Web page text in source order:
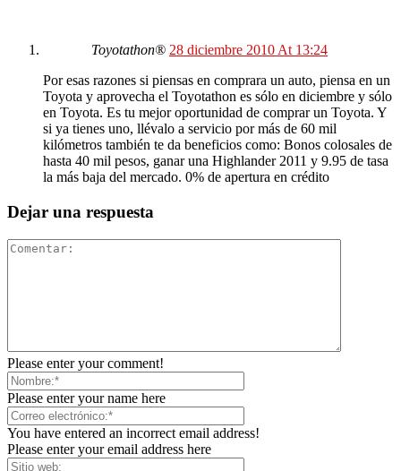
Toyotathon® 28 diciembre 2010 At 13:24
Por esas razones si piensas en comprara un auto, piensa en un
Toyota y aprovecha el Toyotathon es sólo en diciembre y sólo
en Toyota. Es tu mejor oportunidad de comprar un Toyota. Y
si ya tienes uno, llévalo a servicio por más de 60 mil
kilómetros también te da beneficios como: Bonos colosales de
hasta 40 mil pesos, ganar una Highlander 2011 y 9.95 de tasa
la más baja del mercado. 0% de apertura en crédito
Dejar una respuesta
Please enter your comment!
Please enter your name here
You have entered an incorrect email address!
Please enter your email address here